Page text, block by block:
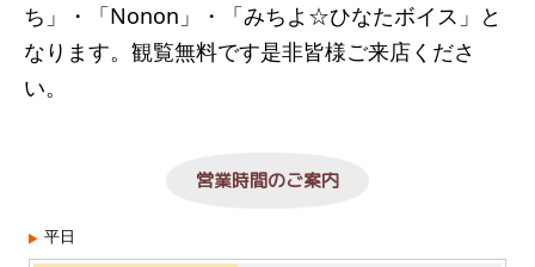
ち」・「Nonon」・「みちよ☆ひなたボイス」と
なります。観覧無料です是非皆様ご来店くださ
い。
営業時間のご案内
平日